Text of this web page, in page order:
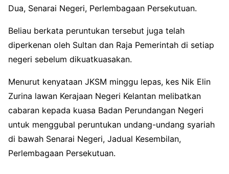
Dua, Senarai Negeri, Perlembagaan Persekutuan.
Beliau berkata peruntukan tersebut juga telah
diperkenan oleh Sultan dan Raja Pemerintah di setiap
negeri sebelum dikuatkuasakan.
Menurut kenyataan JKSM minggu lepas, kes Nik Elin
Zurina lawan Kerajaan Negeri Kelantan melibatkan
cabaran kepada kuasa Badan Perundangan Negeri
untuk menggubal peruntukan undang-undang syariah
di bawah Senarai Negeri, Jadual Kesembilan,
Perlembagaan Persekutuan.